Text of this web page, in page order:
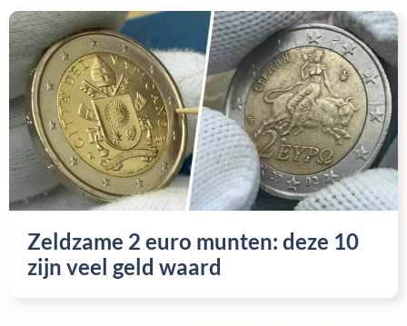
Zeldzame 2 euro munten: deze 10
zijn veel geld waard